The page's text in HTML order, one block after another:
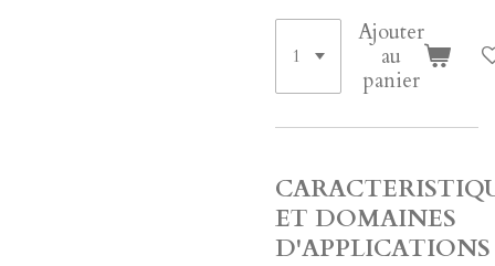
Ajouter
au
panier
ET DOMAINES
D'APPLICATIONS